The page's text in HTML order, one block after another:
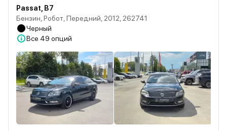
Passat, B7
Бензин, Робот, Передний, 2012, 262741
Черный
Все 49 опций